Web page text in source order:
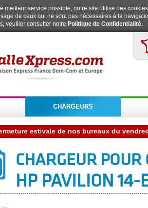
meilleur service possible, notre site utilise des
de ceux qui ne sont pas nécessaires à la
veuiller consulter notre Politique de Confidentialité.
CHARGEURS
CHARGEUR
HP PAVILION